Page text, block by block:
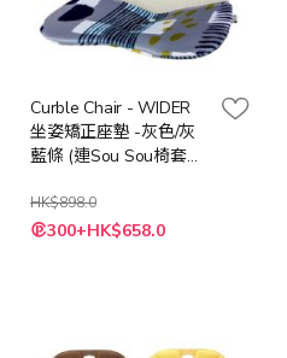
Curble Chair - WIDER
坐姿矯正座墊 -灰色/灰
藍條 (連Sou Sou椅套套
HK$898.0
特
殊300+HK$658.0